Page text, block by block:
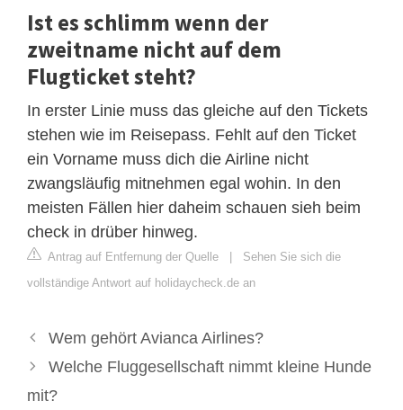
Ist es schlimm wenn der
zweitname nicht auf dem
Flugticket steht?
In erster Linie muss das gleiche auf den Tickets
stehen wie im Reisepass. Fehlt auf den Ticket
ein Vorname muss dich die Airline nicht
zwangsläufig mitnehmen egal wohin. In den
meisten Fällen hier daheim schauen sieh beim
check in drüber hinweg.
Antrag auf Entfernung der Quelle | Sehen Sie sich die
vollständige Antwort auf holidaycheck.de an
Wem gehört Avianca Airlines?
Welche Fluggesellschaft nimmt kleine Hunde
mit?